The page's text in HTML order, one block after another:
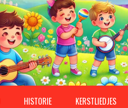
HISTORIE KERSTLIEDJES